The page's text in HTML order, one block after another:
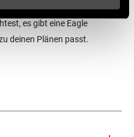
oder dir dein Traumrad
es gibt eine Eagle
deinen Plänen passt.